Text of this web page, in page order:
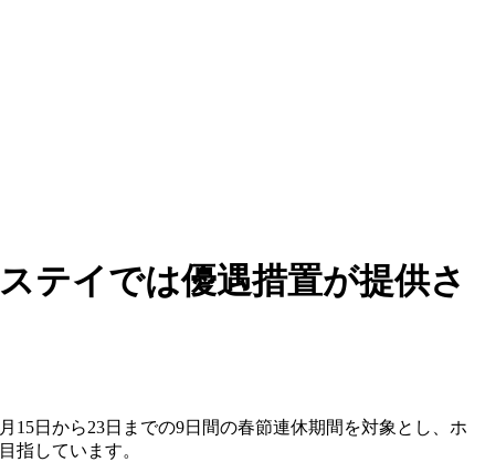
テイでは優遇措置が提供さ
15日から23日までの9日間の春節連休期間を対象とし、ホ
指しています。